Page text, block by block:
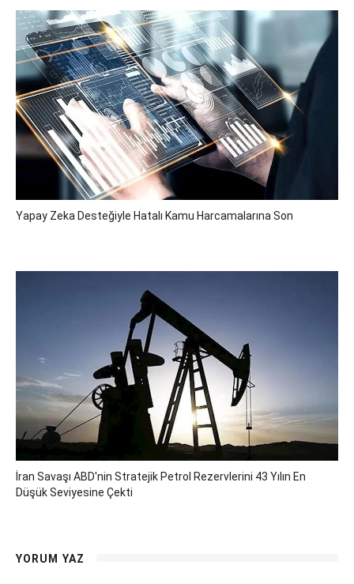
Yapay Zeka Desteğiyle Hatalı Kamu Harcamalarına Son
İran Savaşı ABD'nin Stratejik Petrol Rezervlerini 43 Yılın En
Düşük Seviyesine Çekti
YORUM YAZ